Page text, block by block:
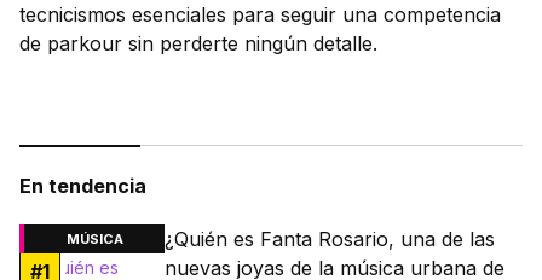
tecnicismos esenciales para seguir una competencia
de parkour sin perderte ningún detalle.
En tendencia
MÚSICA
#1
¿Quién es Fanta Rosario, una de las
nuevas joyas de la música urbana de